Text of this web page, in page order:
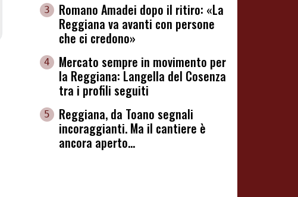
3
Romano Amadei dopo il ritiro: «La
Reggiana va avanti con persone
che ci credono»
4
Mercato sempre in movimento per
la Reggiana: Langella del Cosenza
tra i profili seguiti
5
Reggiana, da Toano segnali
incoraggianti. Ma il cantiere è
ancora aperto...